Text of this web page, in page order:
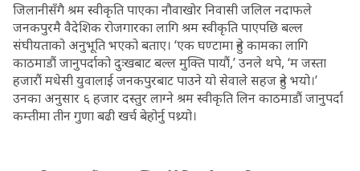
जिलानीसँगै श्रम स्वीकृति पाएका नौवाखोर निवासी जलिल नदाफले
जनकपुरमै वैदेशिक रोजगारका लागि श्रम स्वीकृति पाएपछि बल्ल
संघीयताको अनुभूति भएको बताए। ‘एक घण्टामा हुने कामका लागि
काठमाडौं जानुपर्दाको दुःखबाट बल्ल मुक्ति पायौं,’ उनले थपे, ‘म जस्ता
हजारौं मधेसी युवालाई जनकपुरबाट पाउने यो सेवाले सहज हुने भयो।’
उनका अनुसार ६ हजार दस्तुर लाग्ने श्रम स्वीकृति लिन काठमाडौं जानुपर्दा
कम्तीमा तीन गुणा बढी खर्च बेहोर्नु पथ्र्यो।